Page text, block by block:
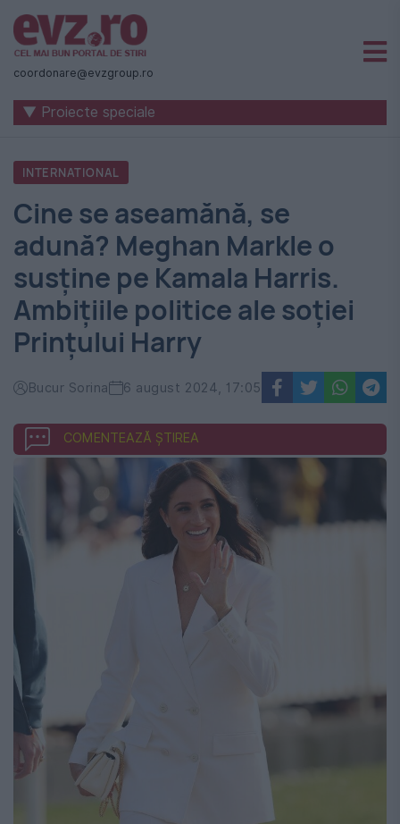
Știri
naționale
internaționale
România
-
Evenimentul
Zilei
coordonare@evzgroup.ro
▼ Proiecte speciale
INTERNATIONAL
Cine se aseamănă, se
adună? Meghan Markle o
susține pe Kamala Harris.
Ambițiile politice ale soției
Prințului Harry
Bucur Sorina 6 august 2024, 17:05
COMENTEAZĂ ȘTIREA